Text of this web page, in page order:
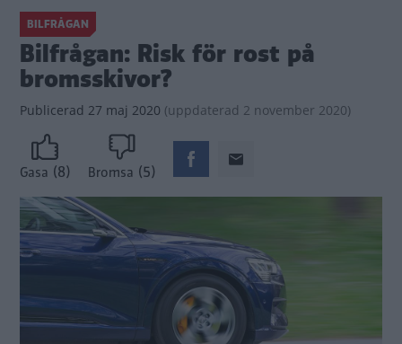
BILFRÅGAN
Bilfrågan: Risk för rost på
bromsskivor?
Publicerad 27 maj 2020 (uppdaterad 2 november 2020)
Gasa (8) Bromsa (5)